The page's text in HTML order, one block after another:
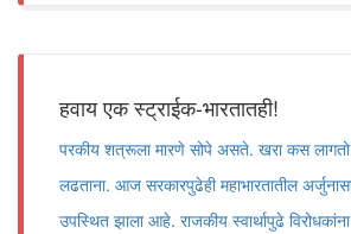
हवाय एक स्ट्राईक-भारतातही!
परकीय शत्रूला मारणे सोपे असते. खरा कस लागतो,
लढताना. आज सरकारपुढेही महाभारतातील
उपस्थित झाला आहे. राजकीय स्वार्थापुढे